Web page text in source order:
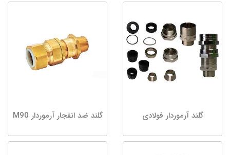
گلند آرموردار فولادی گلند ضد انفجار آرموردار M90